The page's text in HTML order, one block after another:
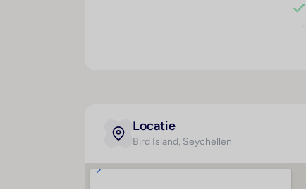
Locatie
Bird Island, Seychellen